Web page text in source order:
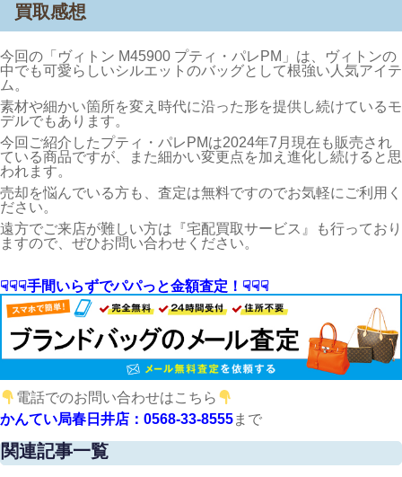
買取感想
今回の「ヴィトン M45900 プティ・パレPM」は、ヴィトンの
中でも可愛らしいシルエットのバッグとして根強い人気アイテ
ム。
素材や細かい箇所を変え時代に沿った形を提供し続けているモ
デルでもあります。
今回ご紹介したプティ・パレPMは2024年7月現在も販売され
ている商品ですが、また細かい変更点を加え進化し続けると思
われます。
売却を悩んでいる方も、査定は無料ですのでお気軽にご利用く
ださい。
遠方でご来店が難しい方は『宅配買取サービス』も行っており
ますので、ぜひお問い合わせください。
☟☟☟手間いらずでパパっと金額査定！☟☟☟
電話でのお問い合わせはこちら
かんてい局春日井店：0568-33-8555まで
関連記事一覧